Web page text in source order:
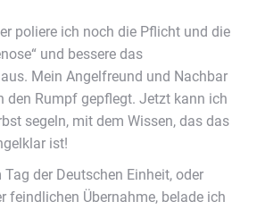
poliere ich noch die Pflicht und die
und bessere das
Mein Angelfreund und Nachbar
den Rumpf gepflegt. Jetzt kann ich
segeln, mit dem Wissen, das das
ist!
Tag der Deutschen Einheit, oder
feindlichen Übernahme, belade ich